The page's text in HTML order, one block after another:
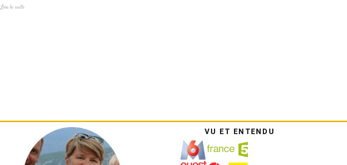
Lire la suite
VU ET ENTENDU